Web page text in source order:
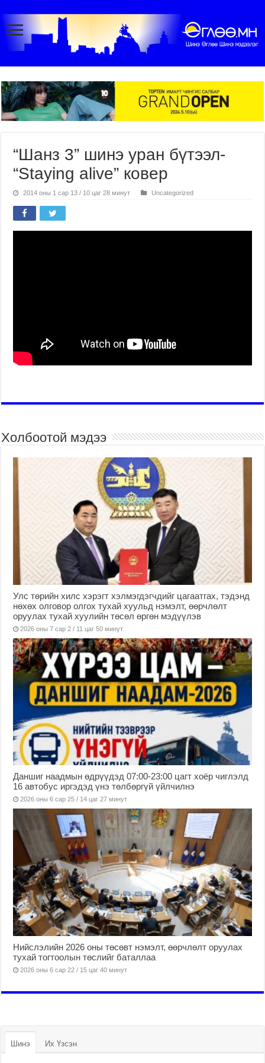
“Шанз 3” шинэ уран бүтээл-
“Staying alive” ковер
2014 оны 1 сар 13 / 10 цаг 28 минут Uncategorized
Холбоотой мэдээ
Улс төрийн хилс хэрэгт хэлмэгдэгчдийг цагаатгах, тэдэнд
нөхөх олговор олгох тухай хуульд нэмэлт, өөрчлөлт
оруулах тухай хуулийн төсөл өргөн мэдүүлэв
2026 оны 7 сар 2 / 11 цаг 50 минут
Даншиг наадмын өдрүүдэд 07:00-23:00 цагт хоёр чиглэлд
16 автобус иргэдэд үнэ төлбөргүй үйлчилнэ
2026 оны 6 сар 25 / 14 цаг 27 минут
Нийслэлийн 2026 оны төсөвт нэмэлт, өөрчлөлт оруулах
тухай тогтоолын төслийг баталлаа
2026 оны 6 сар 22 / 15 цаг 40 минут
Шинэ Их Үзсэн